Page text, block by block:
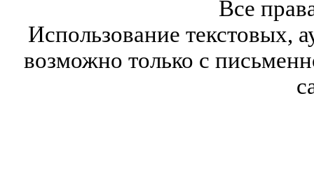
Все
Использование текстовых,
возможно только с